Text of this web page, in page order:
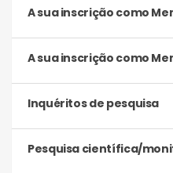
A sua inscrição como
Finalidade
Para registar e
para se tornar num
Tipo de dados
(a) Dados de
A sua inscrição como
Finalidade
Para gerir a nossa
Processar e fornecer
Inquéritos de pesquisa
Finalidade
Pesquisa científica/